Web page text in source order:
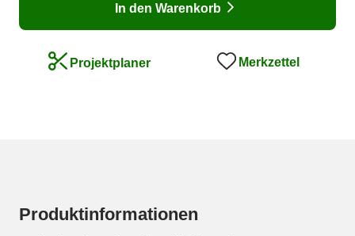
In den Warenkorb
Projektplaner Merkzettel
Produktinformationen